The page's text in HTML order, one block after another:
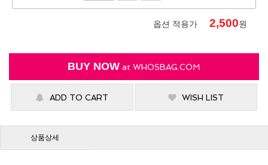
옵션 적용가 2,500원
BUY NOW at WHOSBAG.COM
ADD TO CART WISH LIST
상품상세